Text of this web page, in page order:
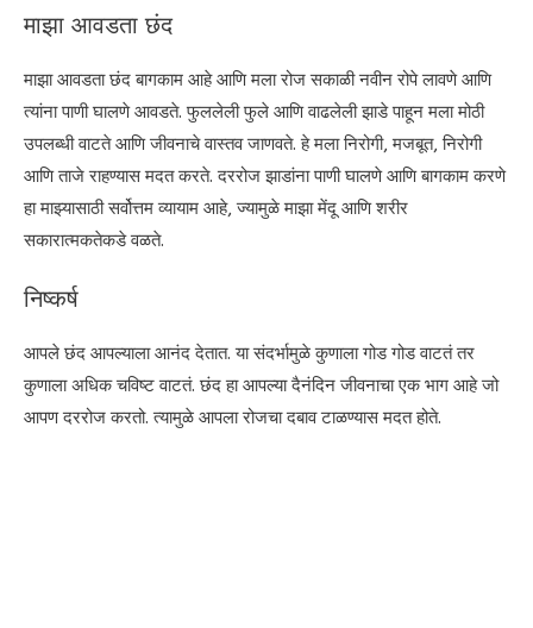
माझा आवडता छंद
माझा आवडता छंद बागकाम आहे आणि मला रोज सकाळी नवीन रोपे लावणे आणि
त्यांना पाणी घालणे आवडते. फुललेली फुले आणि वाढलेली झाडे पाहून मला मोठी
उपलब्धी वाटते आणि जीवनाचे वास्तव जाणवते. हे मला निरोगी, मजबूत, निरोगी
आणि ताजे राहण्यास मदत करते. दररोज झाडांना पाणी घालणे आणि बागकाम करणे
हा माझ्यासाठी सर्वोत्तम व्यायाम आहे, ज्यामुळे माझा मेंदू आणि शरीर
सकारात्मकतेकडे वळते.
निष्कर्ष
आपले छंद आपल्याला आनंद देतात. या संदर्भामुळे कुणाला गोड गोड वाटतं तर
कुणाला अधिक चविष्ट वाटतं. छंद हा आपल्या दैनंदिन जीवनाचा एक भाग आहे जो
आपण दररोज करतो. त्यामुळे आपला रोजचा दबाव टाळण्यास मदत होते.